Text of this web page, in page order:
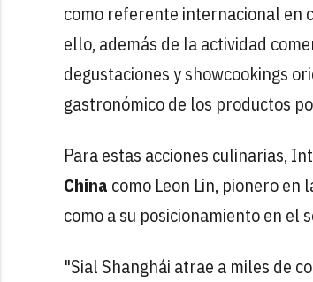
como referente internacional en
ello, además de la actividad
degustaciones y showcookings
gastronómico de los productos
Para estas acciones culinarias,
China como Leon Lin, pionero
como a su posicionamiento en el
"Sial Shanghái atrae a miles de